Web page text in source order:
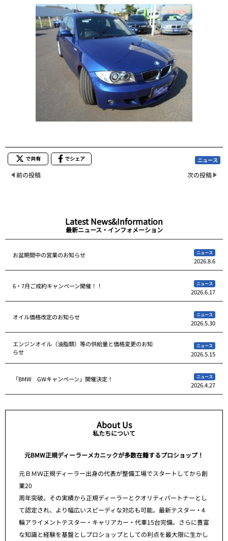
で共有 でシェア ニュース
前の投稿 次の投稿
Latest News&Information
最新ニュース・インフォメーション
お盆期間中の営業のお知らせ ニュース
2026.8.6
6・7月ご成約キャンペーン開催！！ ニュース
2026.6.17
オイル価格改定のお知らせ ニュース
2026.5.30
エンジンオイル（油脂類）等の供給量と価格変更のお知
らせ
ニュース
2026.5.15
「BMW GWキャンペーン」開催決定！ ニュース
2026.4.27
About Us
私たちについて
元BMW正規ディーラーメカニックが多数在籍するプロショップ！
元ＢＭＷ正規ディーラー出身の代表が整備工場でスタートしてから創
業20
周年突破。その実績から正規ディーラーとクオリティパートナーとし
て認定され、より幅広いスピーディな対応も可能。最新テスター・4
輪アライメントテスター・キャリアカー・代車15台完備。さらに豊富
な知識と経験を基盤としプロショップとしての利点を最大限に生かし